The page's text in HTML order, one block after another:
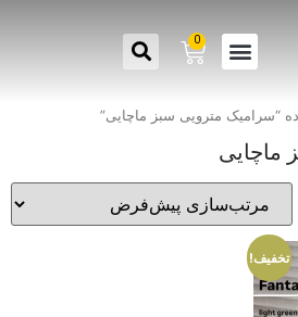
0
“سرامیک مترویی سبز ماچایی”
ماچایی
تخفیف!